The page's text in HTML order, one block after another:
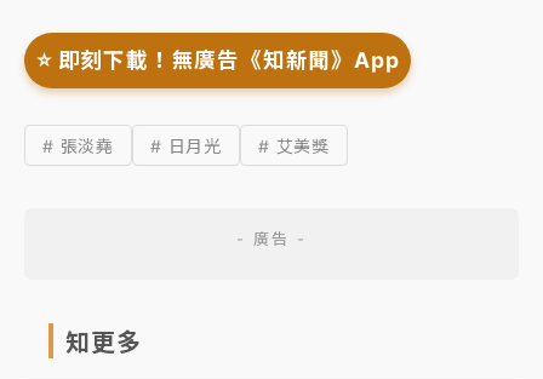
⭐️ 即刻下載！無廣告《知新聞》App
# 張淡堯 # 日月光 # 艾美獎
知更多